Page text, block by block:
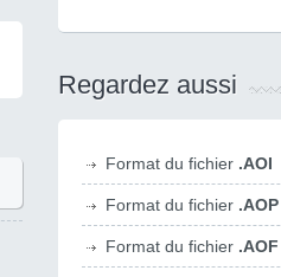
Regardez aussi
Format du fichier .AOI
Format du fichier .AOP
Format du fichier .AOF